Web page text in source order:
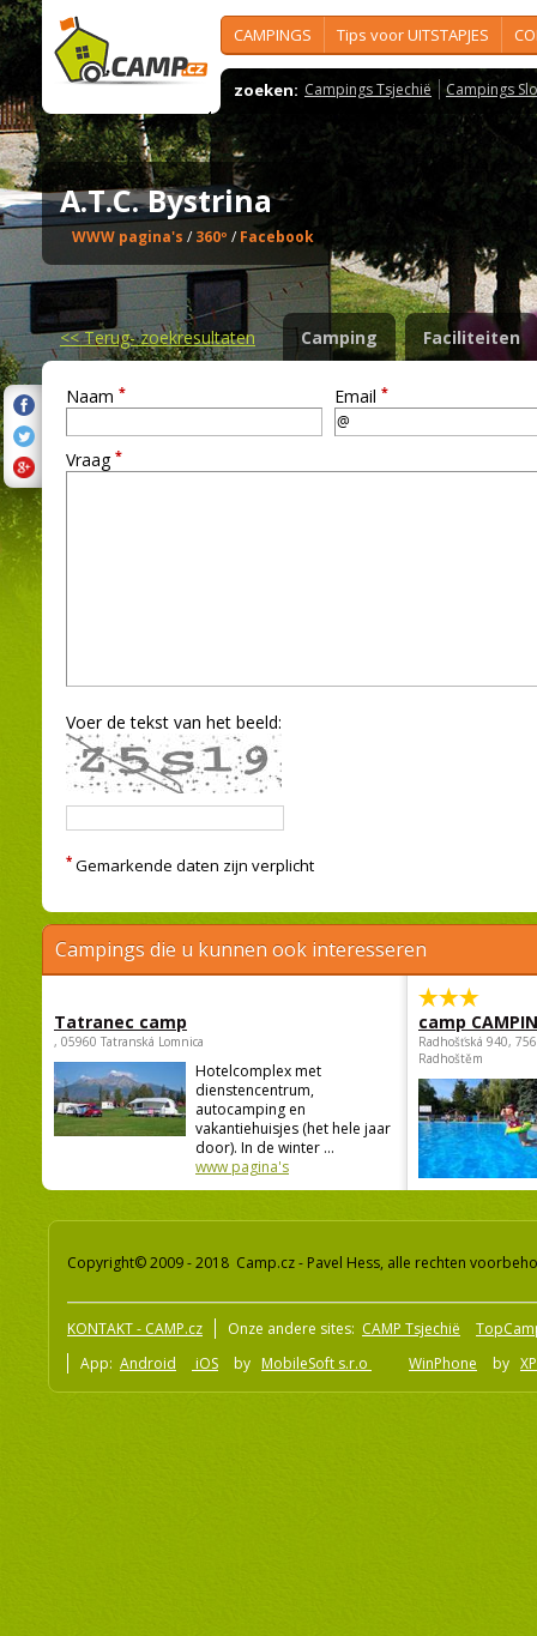
CAMPINGS Tips voor UITSTAPJES
zoeken: Campings Tsjechië Campings
A.T.C. Bystrina
WWW pagina's / 360º /Facebook
<<Terug- zoekresultaten Camping Faciliteiten
Naam * Email *
Vraag *
Voer de tekst van het beeld:
* Gemarkende daten zijn verplicht
Campings die u kunnen ook interesseren
Tatranec camp
, 05960 Tatranská Lomnica
Hotelcomplex met
dienstencentrum,
autocamping en
vakantiehuisjes (het hele jaar
door). In de winter ...
www pagina's
camp
Radhošťská 940,
Radhoštěm
Copyright© 2009 - 2018 Camp.cz - Pavel Hess, alle rechten
KONTAKT - CAMP.cz Onze andere sites: CAMP Tsjechië
App: Android iOS by MobileSoft s.r.o WinPhone by